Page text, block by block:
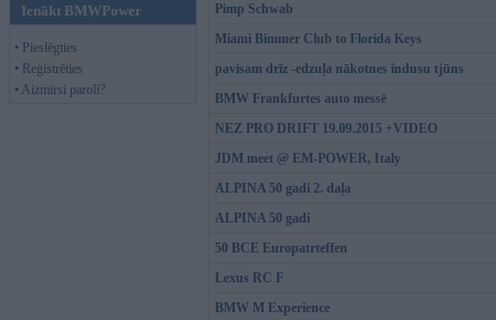
Ienākt BMWPower
• Pieslēgties
• Reģistrēties
• Aizmirsi paroli?
Pimp Schwab
Miami Bimmer Club to Florida Keys
pavisam drīz -edzuļa nākotnes indusu tjūns
BMW Frankfurtes auto messē
NEZ PRO DRIFT 19.09.2015 +VIDEO
JDM meet @ EM-POWER, Italy
ALPINA 50 gadi 2. daļa
ALPINA 50 gadi
50 BCE Europatrteffen
Lexus RC F
BMW M Experience